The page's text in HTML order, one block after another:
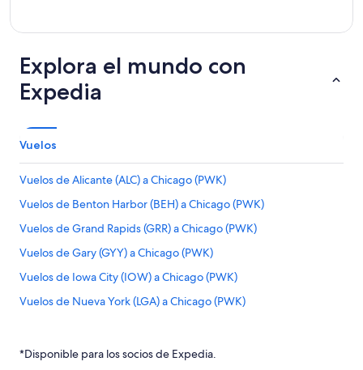
Explora el mundo con
Expedia
Vuelos
Vuelos de Alicante (ALC) a Chicago (PWK)
Vuelos de Benton Harbor (BEH) a Chicago (PWK)
Vuelos de Grand Rapids (GRR) a Chicago (PWK)
Vuelos de Gary (GYY) a Chicago (PWK)
Vuelos de Iowa City (IOW) a Chicago (PWK)
Vuelos de Nueva York (LGA) a Chicago (PWK)
Vuelos de Ocala (OCF) a Chicago (PWK)
*Disponible para los socios de Expedia.